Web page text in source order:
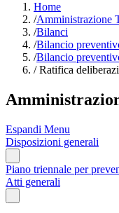
Home
/Amministrazione
/Bilanci
/Bilancio
/Bilancio
/Ratifica
Espandi Menu
Disposizioni generali
Piano triennale per
Atti generali